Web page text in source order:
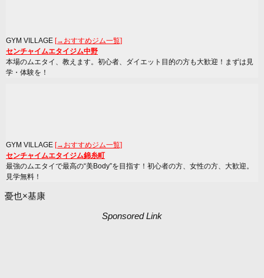
GYM VILLAGE [→おすすめジム一覧]
センチャイムエタイジム中野
本場のムエタイ、教えます。初心者、ダイエット目的の方も大歓迎！まずは見
学・体験を！
GYM VILLAGE [→おすすめジム一覧]
センチャイムエタイジム錦糸町
最強のムエタイで最高の“美Body”を目指す！初心者の方、女性の方、大歓迎。
見学無料！
憂也×基康
Sponsored Link